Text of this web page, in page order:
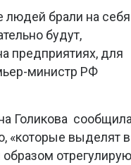
брали на себя
будут,
предприятиях, для
министр РФ
Голикова
«которые выделят в